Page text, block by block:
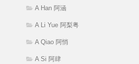
A Han 阿涵
A Li Yue 阿梨粤
A Qiao 阿悄
A Si 阿肆